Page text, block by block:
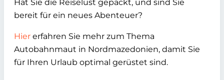
Hat Sie die Reiselust gepackt, und sind Sie
bereit für ein neues Abenteuer?
Hier erfahren Sie mehr zum Thema
Autobahnmaut in Nordmazedonien, damit Sie
für Ihren Urlaub optimal gerüstet sind.